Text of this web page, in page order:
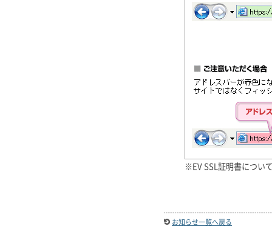
※EV SSL証明書につい
お知らせ一覧へ戻る